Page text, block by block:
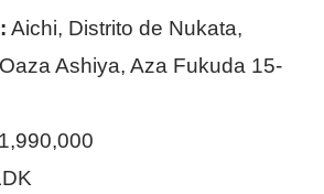
Aichi, Distrito de Nukata,
Ashiya, Aza Fukuda 15-